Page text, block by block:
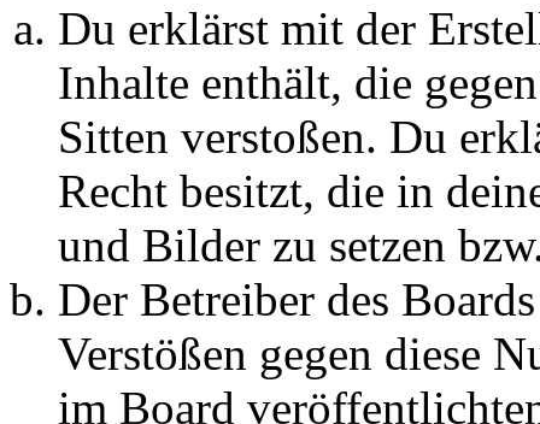
Du erklärst mit der
Inhalte enthält, die
Sitten verstoßen. Du
Recht besitzt, die in
und Bilder zu setzen
Der Betreiber des
Verstößen gegen diese
im Board